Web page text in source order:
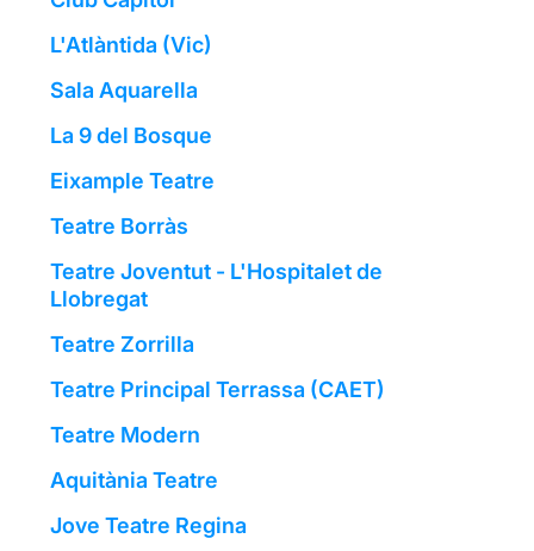
L'Atlàntida (Vic)
Sala Aquarella
La 9 del Bosque
Eixample Teatre
Teatre Borràs
Teatre Joventut - L'Hospitalet de
Llobregat
Teatre Zorrilla
Teatre Principal Terrassa (CAET)
Teatre Modern
Aquitània Teatre
Jove Teatre Regina